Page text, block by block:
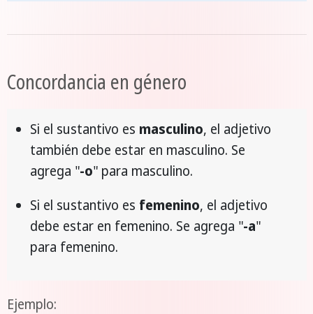
Concordancia en género
Si el sustantivo es masculino, el adjetivo
también debe estar en masculino. Se
agrega "-o" para masculino.
Si el sustantivo es femenino, el adjetivo
debe estar en femenino. Se agrega "-a"
para femenino.
Ejemplo: